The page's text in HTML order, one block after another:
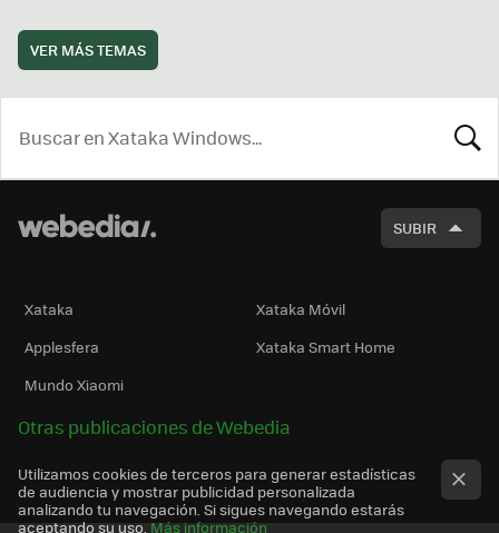
VER MÁS TEMAS
SUBIR
Xataka
Xataka Móvil
Applesfera
Xataka Smart Home
Mundo Xiaomi
Otras publicaciones de Webedia
Utilizamos cookies de terceros para generar estadísticas
de audiencia y mostrar publicidad personalizada
analizando tu navegación. Si sigues navegando estarás
aceptando su uso. Más información